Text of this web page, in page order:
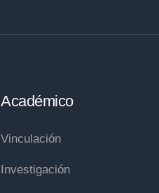
Académico
Vinculación
Investigación